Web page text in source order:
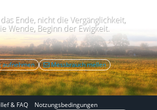
Ende, nicht die Vergänglichkeit,
Wende, Beginn der Ewigkeit.
aufnehmen Mëssbrauch mellen
& FAQ
Notzungsbedingungen